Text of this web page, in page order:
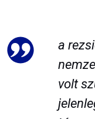
a
volt